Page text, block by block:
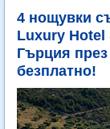
4 нощувки
Luxury Hotel
Гърция
безплатно!